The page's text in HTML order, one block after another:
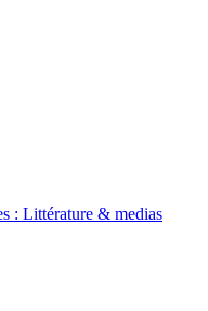
: Littérature & medias